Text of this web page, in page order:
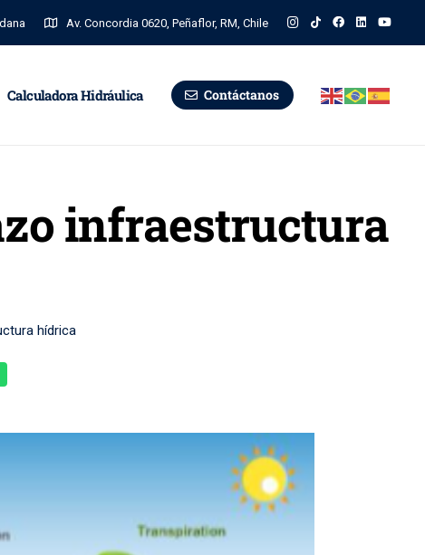
Av. Concordia 0620, Peñaflor, RM, Chile
Calculadora Hidráulica Contáctanos
infraestructura
hídrica